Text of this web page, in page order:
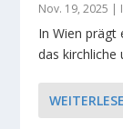
Nov. 19, 2025 |
In Wien prägt
das kirchliche